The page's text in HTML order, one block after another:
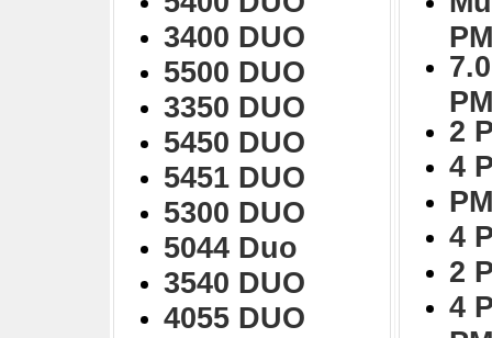
3400 DUO
5500 DUO
3350 DUO
5450 DUO
5451 DUO
5300 DUO
5044 Duo
3540 DUO
4055 DUO
2
4
4
2
4